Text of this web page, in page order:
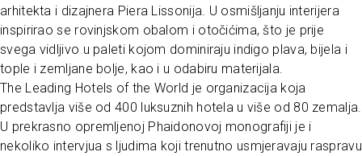
arhitekta i dizajnera Piera Lissonija. U osmišljanju interijera
inspirirao se rovinjskom obalom i otočićima, što je prije
svega vidljivo u paleti kojom dominiraju indigo plava, bijela i
tople i zemljane bolje, kao i u odabiru materijala.
The Leading Hotels of the World je organizacija koja
predstavlja više od 400 luksuznih hotela u više od 80 zemalja.
U prekrasno opremljenoj Phaidonovoj monografiji je i
nekoliko intervjua s ljudima koji trenutno usmjeravaju raspravu